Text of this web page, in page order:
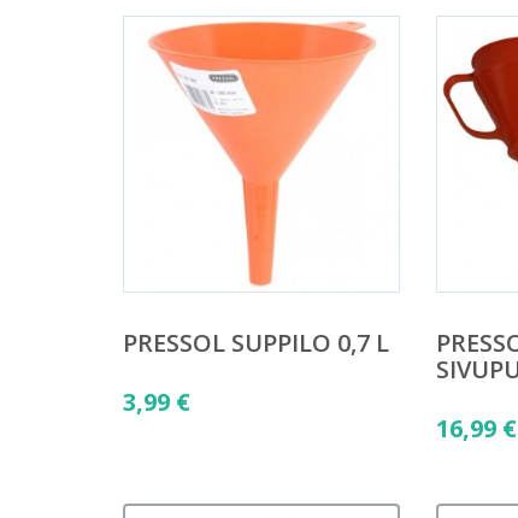
PRESSOL SUPPILO 0,7 L
3,99 €
16,99 €